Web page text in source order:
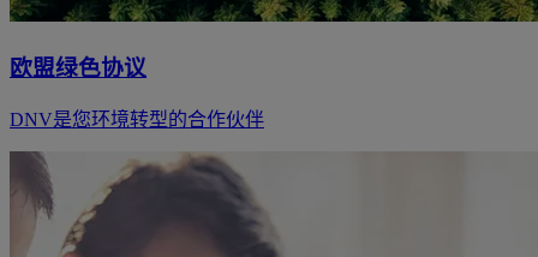
欧盟绿色协议
DNV是您环境转型的合作伙伴